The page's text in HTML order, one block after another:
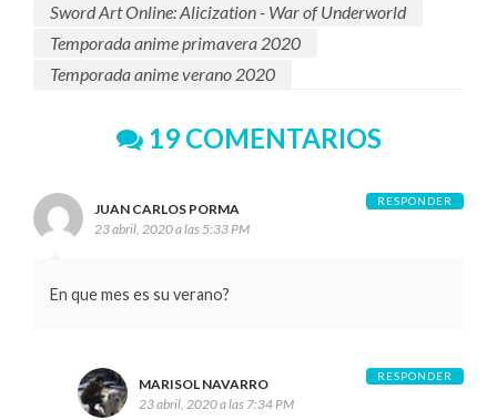
Sword Art Online: Alicization - War of Underworld
Temporada anime primavera 2020
Temporada anime verano 2020
19 COMENTARIOS
JUAN CARLOS PORMA
23 abril, 2020 a las 5:33 PM
En que mes es su verano?
RESPONDER
MARISOL NAVARRO
23 abril, 2020 a las 7:34 PM
RESPONDER